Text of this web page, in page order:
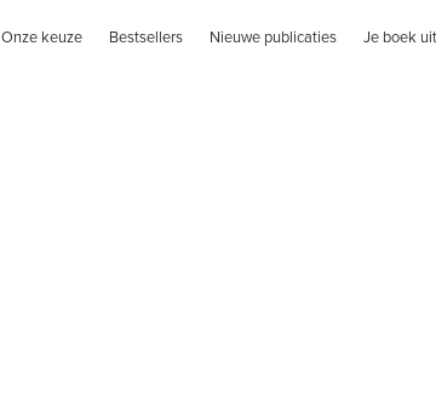
Onze keuze Bestsellers Nieuwe publicaties Je boek